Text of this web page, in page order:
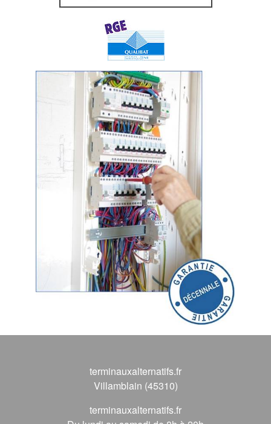
terminauxalternatifs.fr
Villamblain (45310)
terminauxalternatifs.fr